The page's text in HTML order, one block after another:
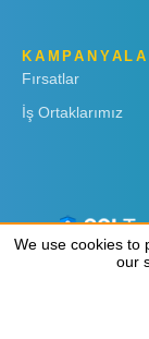
Fırsatlar
İş Ortaklarımız
We use cookies to
our
We use cookies to
our